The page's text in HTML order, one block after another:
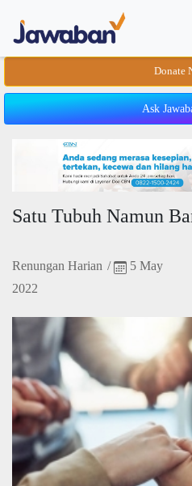
Donate
Ask
Satu Tubuh Namun
Renungan Harian /
5 May
2022